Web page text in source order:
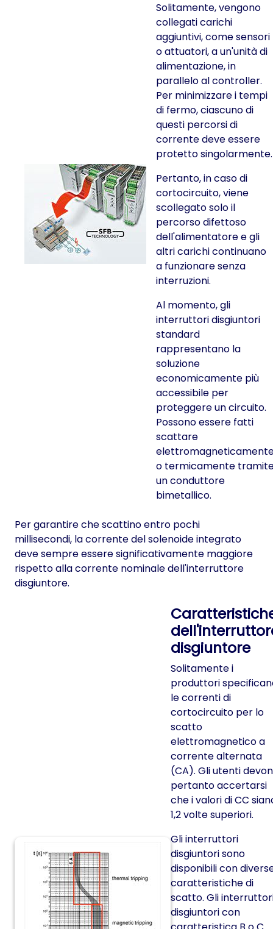
Solitamente, vengono
collegati carichi
aggiuntivi, come sensori
o attuatori, a un'unità di
alimentazione, in
parallelo al controller.
Per minimizzare i tempi
di fermo, ciascuno di
questi percorsi di
corrente deve essere
protetto singolarmente.
Pertanto, in caso di
cortocircuito, viene
scollegato solo il
percorso difettoso
dell'alimentatore e gli
altri carichi continuano
a funzionare senza
interruzioni.
Al momento, gli
interruttori disgiuntori
standard
rappresentano la
soluzione
economicamente più
accessibile per
proteggere un circuito.
Possono essere fatti
scattare
o termicamente
un conduttore
bimetallico.
Per garantire che scattino entro pochi
millisecondi, la corrente del solenoide integrato
deve sempre essere significativamente maggiore
rispetto alla corrente nominale dell'interruttore
disgiuntore.
disgiuntore
Solitamente i
produttori
le correnti di
cortocircuito per lo
scatto
elettromagnetico a
corrente alternata
(CA). Gli utenti
pertanto accertarsi
che i valori di CC
1,2 volte superiori.
Gli interruttori
disgiuntori sono
disponibili con
caratteristiche di
scatto. Gli
disgiuntori con